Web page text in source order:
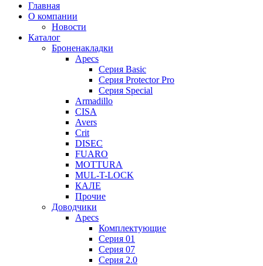
Главная
О компании
Новости
Каталог
Броненакладки
Apecs
Серия Basic
Серия Protector Pro
Серия Special
Armadillo
CISA
Avers
Crit
DISEC
FUARO
MOTTURA
MUL-T-LOCK
КАЛЕ
Прочие
Доводчики
Apecs
Комплектующие
Серия 01
Серия 07
Серия 2.0